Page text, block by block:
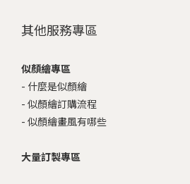
其他服務專區
似顏繪專區
- 什麼是似顏繪
- 似顏繪訂購流程
- 似顏繪畫風有哪些
大量訂製專區